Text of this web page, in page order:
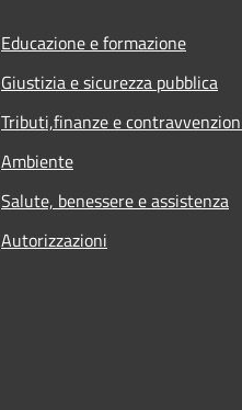
Educazione e formazione
Giustizia e sicurezza pubblica
Tributi,finanze e
Ambiente
Salute, benessere e assistenza
Autorizzazioni